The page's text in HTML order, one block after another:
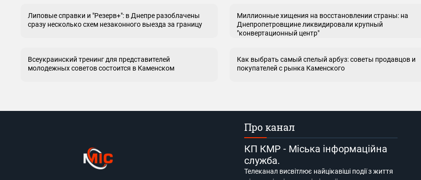
Липовые справки и "Резерв+": в Днепре разоблачены
сразу несколько схем незаконного выезда за границу
Миллионные хищения на восстановлении страны: на
Днепропетровщине ликвидировали крупный
"конвертационный центр"
Всеукраинский тренинг для представителей
молодежных советов состоится в Каменском
Как выбрать самый спелый арбуз: советы продавцов и
покупателей с рынка Каменского
Про канал
КП КМР - Міська інформаційна
служба.
Телеканал висвітлює найцікавіші події з життя